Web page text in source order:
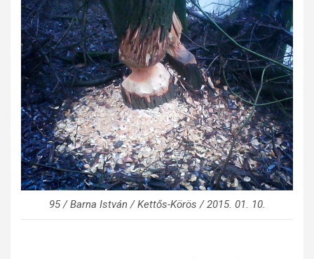
95 / Barna István / Kettős-Körös / 2015. 01. 10.